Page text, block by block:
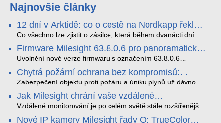
Najnovšie články
12 dní v Arktidě: co o cestě na Nordkapp řekla
data ze SMARTBOX 2 MAX
Co všechno lze zjistit o zásilce, která během dvanácti dní
Tromsø přes Lofoty, Kirunu a finské Laponsko až na
Nordkapp. Bez jediného dobití, v mrazu až −13 °C a mimo
stabilní mobilní signál zaznamenával polohu, teplotu, světlo,
otřesy i náklon. Výsledkem není jen čára na mapě, ale
podrobný datový příběh celé cesty.
Firmware Milesight 63.8.0.6 pro panoramatické
kamery a modely řady Q1
Uvolnění nové verze firmwaru s označením 63.8.0.6
představuje důležitý posun v rozvoji funkcí a celkové stability
IP kamer Milesight. Tato aktualizace se nezaměřuje pouze
na běžnou údržbu systému, ale prakticky rozšiřuje možnosti
bezpečnosti a adaptace na zhoršené světelné podmínky.
Vylepšení se přímo dotýkají jak panoramatických modelů s
nasazované řady Q1 (MS-Cxxxx-PG1, včetně NDAA
Chytrá požární ochrana bez kompromisů:
Ekosystém FireSafe pod lupou
Zabezpečení objektu proti požáru a úniku plynů už dávno
Současný standard vyžaduje provázanost, vzdálenou správu
a spolehlivost. Systém FireSafe od značky SAFE přináší
kilometry kabelů.
Jak Milesight chrání vaše vzdálené
monitorování před kybernetickými hrozbami
Vzdálené monitorování je po celém světě stále rozšířenější.
bezpečnostních opatření na ochranu proti neustále se
Nové IP kamery Milesight řady Q: TrueColor